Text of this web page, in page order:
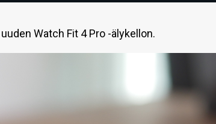
Watch Fit 4 Pro -älykellon.